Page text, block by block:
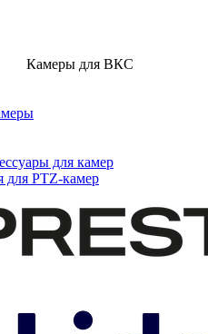
Камеры для ВКС
для камер
для PTZ-камер